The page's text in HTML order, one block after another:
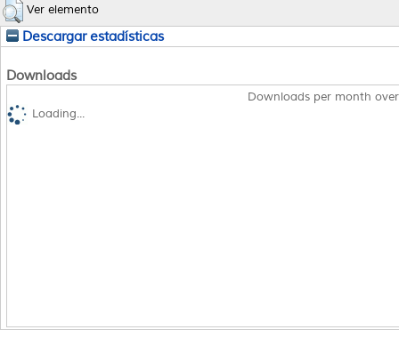
Ver elemento
Descargar estadísticas
Downloads
Downloads per month
Loading...